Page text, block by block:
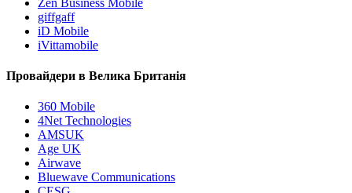
giffgaff
iD Mobile
iVittamobile
Провайдери в Велика Британія
360 Mobile
4Net Technologies
AMSUK
Age UK
Airwave
Bluewave Communications